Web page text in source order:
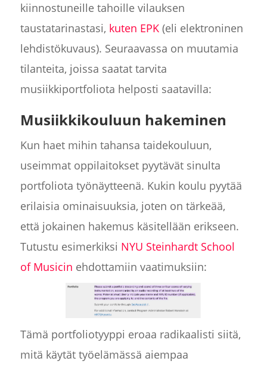
kiinnostuneille tahoille vilauksen
taustatarinastasi, kuten EPK(eli elektroninen
lehdistökuvaus). Seuraavassa on muutamia
tilanteita, joissa saatat tarvita
musiikkiportfoliota helposti saatavilla:
Musiikkikouluun hakeminen
Kun haet mihin tahansa taidekouluun,
useimmat oppilaitokset pyytävät sinulta
portfoliota työnäytteenä. Kukin koulu pyytää
erilaisia ominaisuuksia, joten on tärkeää,
että jokainen hakemus käsitellään erikseen.
Tutustu esimerkiksi NYU Steinhardt School
of Musicin ehdottamiin vaatimuksiin:
Tämä portfoliotyyppi eroaa radikaalisti siitä,
mitä käytät työelämässä aiempaa